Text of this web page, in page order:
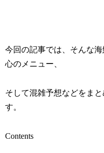
今回の記事では、そんな海
心のメニュー、
そして混雑予想などをまと
す。
Contents